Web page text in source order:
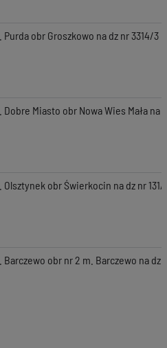
Purda obr Groszkowo na dz nr 3314/3
Dobre Miasto obr Nowa Wies Mała na
Olsztynek obr Świerkocin na dz nr 131/
Barczewo obr nr 2 m. Barczewo na dz